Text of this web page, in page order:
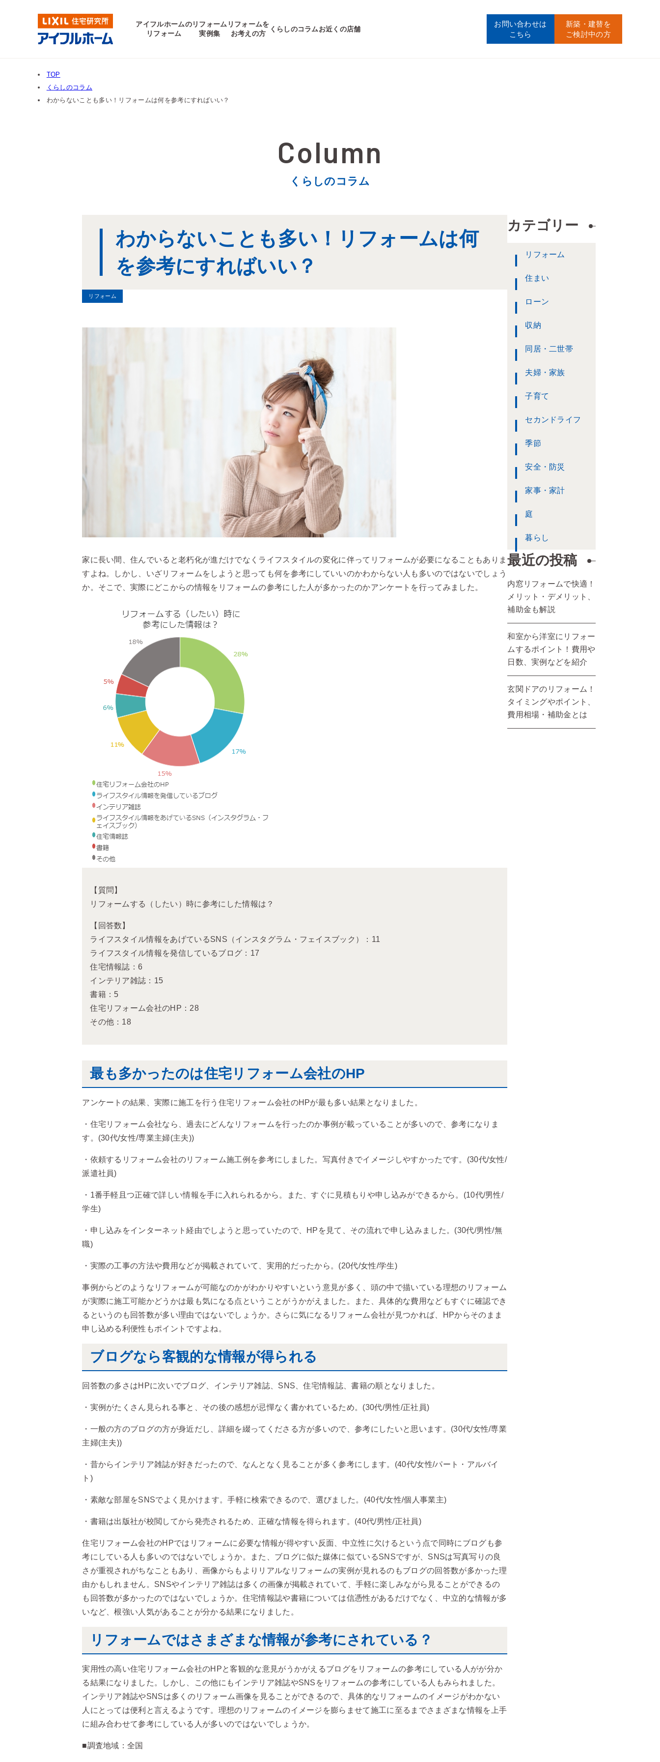
アイフルホームの
リフォーム
リフォーム
実例集
リフォームを
お考えの方
くらしのコラムお近くの店舗
お問い合わせは
こちら
新築・建替を
ご検討中の方
TOP
くらしのコラム
わからないことも多い！リフォームは何を参考にすればいい？
くらしのコラム
わからないことも多い！リフォームは何
を参考にすればいい？
リフォーム
家に長い間、住んでいると老朽化が進だけでなくライフスタイルの変化に伴ってリフォームが必要になることもありま
すよね。しかし、いざリフォームをしようと思っても何を参考にしていいのかわからない人も多いのではないでしょう
か。そこで、実際にどこからの情報をリフォームの参考にした人が多かったのかアンケートを行ってみました。
【質問】
リフォームする（したい）時に参考にした情報は？
【回答数】
ライフスタイル情報をあげているSNS（インスタグラム・フェイスブック）：11
ライフスタイル情報を発信しているブログ：17
住宅情報誌：6
インテリア雑誌：15
書籍：5
住宅リフォーム会社のHP：28
その他：18
最も多かったのは住宅リフォーム会社のHP
アンケートの結果、実際に施工を行う住宅リフォーム会社のHPが最も多い結果となりました。
・住宅リフォーム会社なら、過去にどんなリフォームを行ったのか事例が載っていることが多いので、参考になりま
す。(30代/女性/専業主婦(主夫))
・依頼するリフォーム会社のリフォーム施工例を参考にしました。写真付きでイメージしやすかったです。(30代/女性/
派遣社員)
・1番手軽且つ正確で詳しい情報を手に入れられるから。また、すぐに見積もりや申し込みができるから。(10代/男性/
学生)
・申し込みをインターネット経由でしようと思っていたので、HPを見て、その流れで申し込みました。(30代/男性/無
職)
・実際の工事の方法や費用などが掲載されていて、実用的だったから。(20代/女性/学生)
事例からどのようなリフォームが可能なのかがわかりやすいという意見が多く、頭の中で描いている理想のリフォーム
が実際に施工可能かどうかは最も気になる点ということがうかがえました。また、具体的な費用などもすぐに確認でき
るというのも回答数が多い理由ではないでしょうか。さらに気になるリフォーム会社が見つかれば、HPからそのまま
申し込める利便性もポイントですよね。
ブログなら客観的な情報が得られる
回答数の多さはHPに次いでブログ、インテリア雑誌、SNS、住宅情報誌、書籍の順となりました。
・実例がたくさん見られる事と、その後の感想が忌憚なく書かれているため。(30代/男性/正社員)
・一般の方のブログの方が身近だし、詳細を綴ってくださる方が多いので、参考にしたいと思います。(30代/女性/専業
主婦(主夫))
・昔からインテリア雑誌が好きだったので、なんとなく見ることが多く参考にします。(40代/女性/パート・アルバイ
ト)
・素敵な部屋をSNSでよく見かけます。手軽に検索できるので、選びました。(40代/女性/個人事業主)
・書籍は出版社が校閲してから発売されるため、正確な情報を得られます。(40代/男性/正社員)
住宅リフォーム会社のHPではリフォームに必要な情報が得やすい反面、中立性に欠けるという点で同時にブログも参
考にしている人も多いのではないでしょうか。また、ブログに似た媒体に似ているSNSですが、SNSは写真写りの良
さが重視されがちなこともあり、画像からもよりリアルなリフォームの実例が見れるのもブログの回答数が多かった理
由かもしれません。SNSやインテリア雑誌は多くの画像が掲載されていて、手軽に楽しみながら見ることができるの
も回答数が多かったのではないでしょうか。住宅情報誌や書籍については信憑性があるだけでなく、中立的な情報が多
いなど、根強い人気があることが分かる結果になりました。
リフォームではさまざまな情報が参考にされている？
実用性の高い住宅リフォーム会社のHPと客観的な意見がうかがえるブログをリフォームの参考にしている人がが分か
る結果になりました。しかし、この他にもインテリア雑誌やSNSをリフォームの参考にしている人もみられました。
インテリア雑誌やSNSは多くのリフォーム画像を見ることができるので、具体的なリフォームのイメージがわかない
人にとっては便利と言えるようです。理想のリフォームのイメージを膨らませて施工に至るまでさまざまな情報を上手
に組み合わせて参考にしている人が多いのではないでしょうか。
■調査地域：全国
カテゴリー
リフォーム
住まい
ローン
収納
同居・二世帯
夫婦・家族
子育て
セカンドライフ
季節
安全・防災
家事・家計
庭
暮らし
最近の投稿
内窓リフォームで快適！
メリット・デメリット、
補助金も解説
和室から洋室にリフォー
ムするポイント！費用や
日数、実例などを紹介
玄関ドアのリフォーム！
タイミングやポイント、
費用相場・補助金とは